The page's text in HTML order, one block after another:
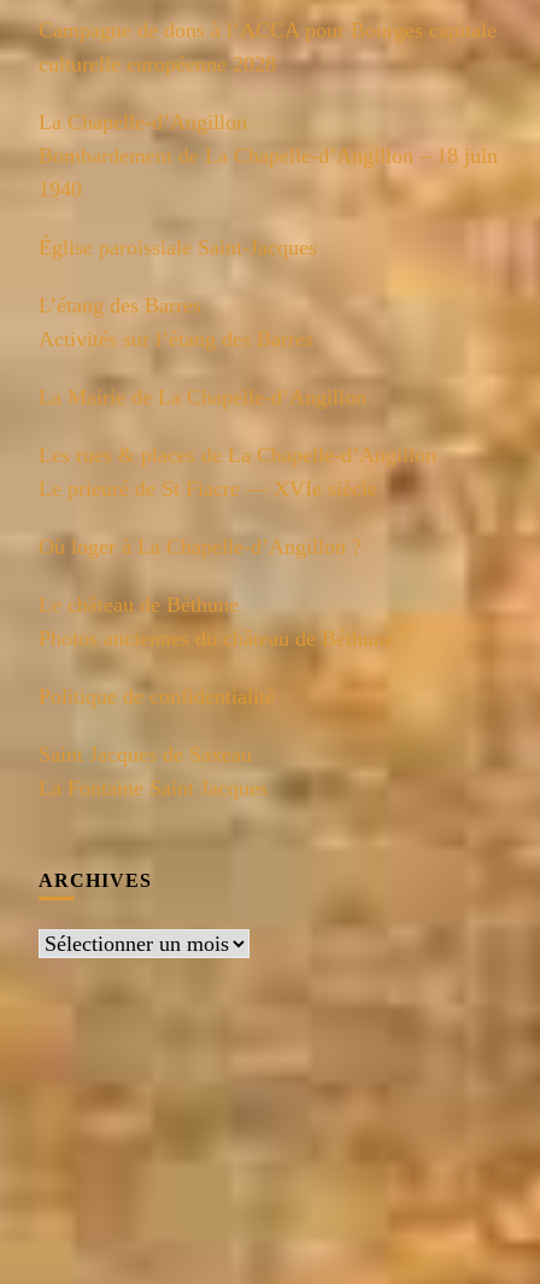
Campagne de dons à l’ACCA pour Bourges capitale
culturelle européenne 2028
La Chapelle-d’Angillon
Bombardement de La Chapelle-d’Angillon – 18 juin
1940
Église paroissiale Saint-Jacques
L’étang des Barres
Activités sur l’étang des Barres
La Mairie de La Chapelle-d’Angillon
Les rues & places de La Chapelle-d’Angillon
Le prieuré de St Fiacre — XVIe siècle
Où loger à La Chapelle-d’Angillon ?
Le château de Béthune
Photos anciennes du château de Béthune
Politique de confidentialité
Saint Jacques de Saxeau
La Fontaine Saint Jacques
ARCHIVES
Archives